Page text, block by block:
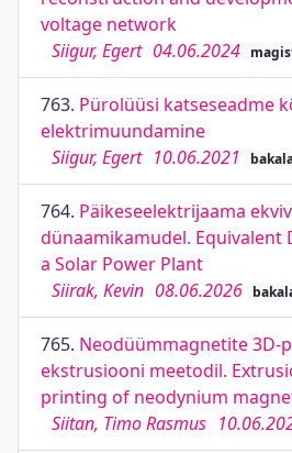
voltage network
Siigur, Egert 04.06.2024
763. Pürolüüsi katseseadme
elektrimuundamine
Siigur, Egert 10.06.2021
764. Päikeseelektrijaama
dünaamikamudel. Equivalent
a Solar Power Plant
Siirak, Kevin 08.06.2026
765. Neodüümmagnetite 3D-
ekstrusiooni meetodil.
printing of neodynium
Siitan, Timo Rasmus